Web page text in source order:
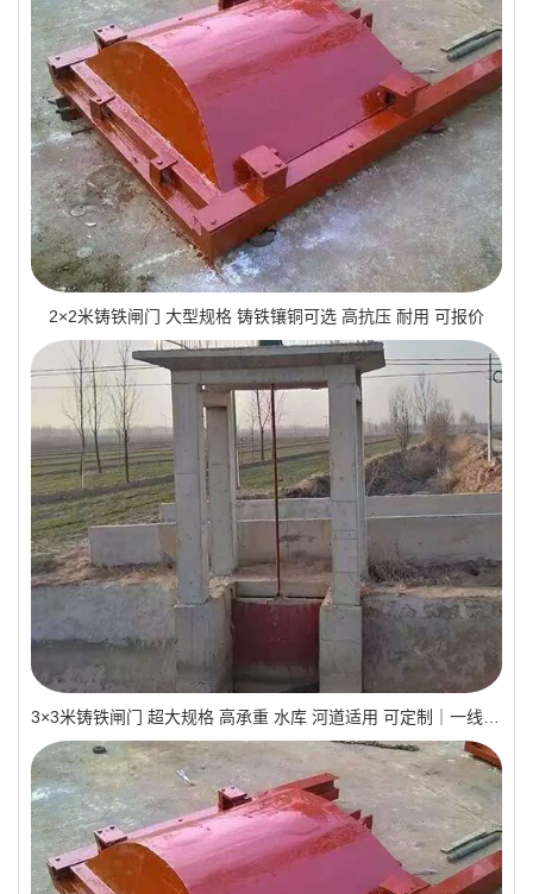
2×2米铸铁闸门 大型规格 铸铁镶铜可选 高抗压 耐用 可报价
3×3米铸铁闸门 超大规格 高承重 水库 河道适用 可定制｜一线实操优选，抗压稳如磐石